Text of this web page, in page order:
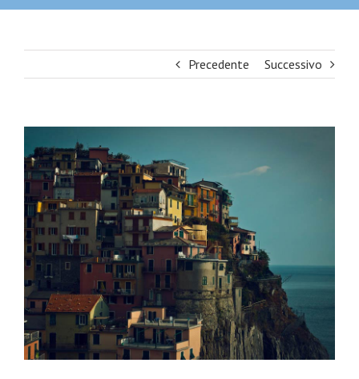
Precedente Successivo
immagine